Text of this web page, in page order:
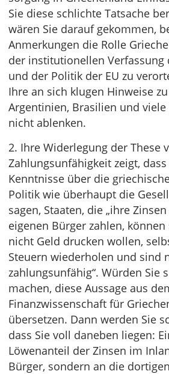
Sie diese schlichte Tatsache
wären Sie darauf gekommen,
Anmerkungen die Rolle
der institutionellen Verfassung
und der Politik der EU zu
Ihre an sich klugen Hinweise
Argentinien, Brasilien und
nicht ablenken.
2. Ihre Widerlegung der These
Zahlungsunfähigkeit zeigt, dass
Kenntnisse über die
Politik wie überhaupt die
sagen, Staaten, die „ihre
eigenen Bürger zahlen, können
nicht Geld drucken wol­len,
Steuern wiederholen und sind
zahlungsunfähig“. Würden Sie
machen, diese Aussage aus
Finanzwissenschaft für
übersetzen. Dann werden Sie
dass Sie voll daneben liegen:
Löwenanteil der Zinsen im
Bürger, sondern an die